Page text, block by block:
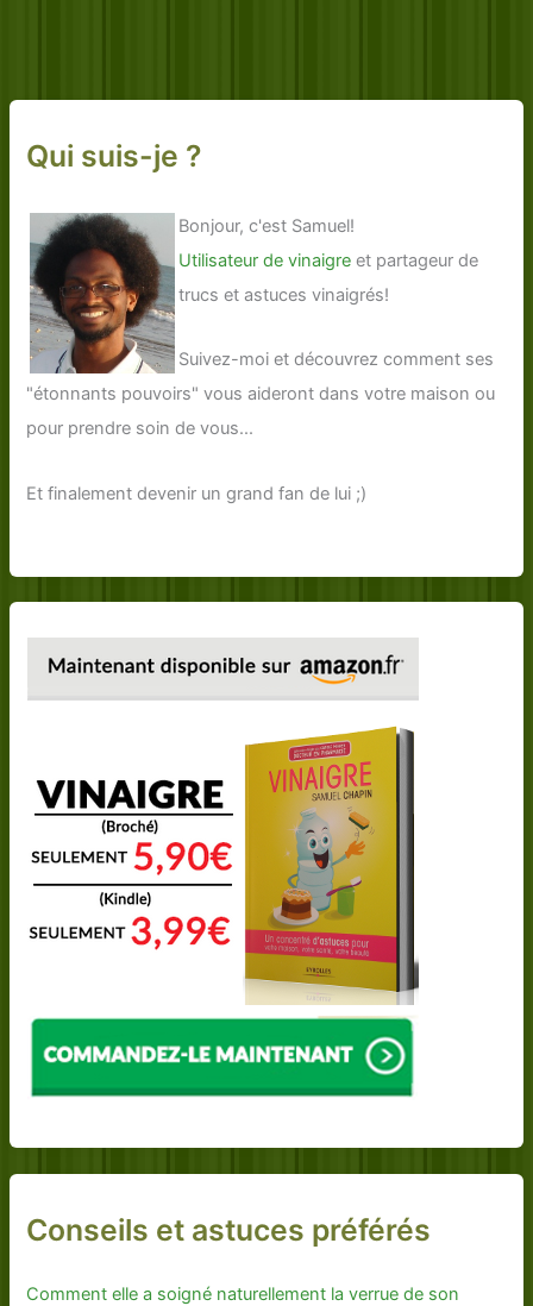
Qui suis-je ?
Bonjour, c'est Samuel!
Utilisateur de vinaigre et partageur de
trucs et astuces vinaigrés!
Suivez-moi et découvrez comment ses
"étonnants pouvoirs" vous aideront dans votre maison ou
pour prendre soin de vous...
Et finalement devenir un grand fan de lui ;)
Conseils et astuces préférés
Comment elle a soigné naturellement la verrue de son